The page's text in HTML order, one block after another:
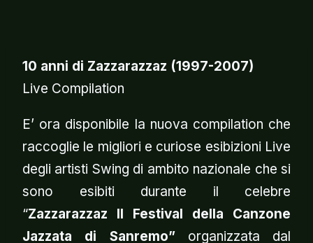
10 anni di Zazzarazzaz (1997-2007)
Live Compilation
E’ ora disponibile la nuova compilation che
raccoglie le migliori e curiose esibizioni Live
degli artisti Swing di ambito nazionale che si
sono esibiti durante il celebre
“Zazzarazzaz Il Festival della Canzone
Jazzata di Sanremo” organizzata dal